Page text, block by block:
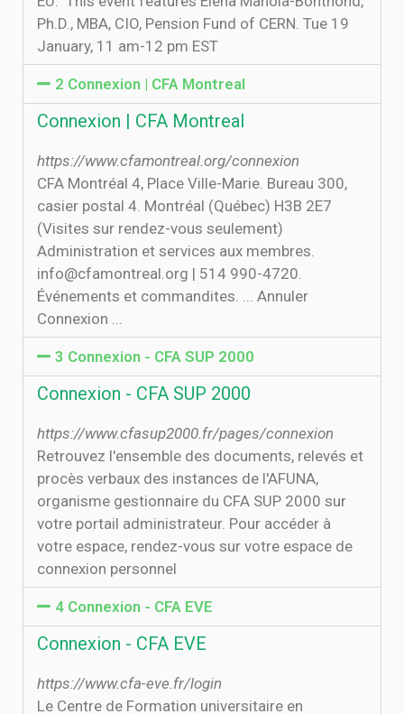
Ph.D., MBA, CIO, Pension Fund of CERN. Tue 19
January, 11 am-12 pm EST
2 Connexion | CFA Montreal
Connexion | CFA Montreal
https://www.cfamontreal.org/connexion
CFA Montréal 4, Place Ville-Marie. Bureau 300,
casier postal 4. Montréal (Québec) H3B 2E7
(Visites sur rendez-vous seulement)
Administration et services aux membres.
info@cfamontreal.org | 514 990-4720.
Événements et commandites. ... Annuler
Connexion ...
3 Connexion - CFA SUP 2000
Connexion - CFA SUP 2000
https://www.cfasup2000.fr/pages/connexion
Retrouvez l'ensemble des documents, relevés et
procès verbaux des instances de l'AFUNA,
organisme gestionnaire du CFA SUP 2000 sur
votre portail administrateur. Pour accéder à
votre espace, rendez-vous sur votre espace de
connexion personnel
4 Connexion - CFA EVE
Connexion - CFA EVE
https://www.cfa-eve.fr/login
Le Centre de Formation universitaire en